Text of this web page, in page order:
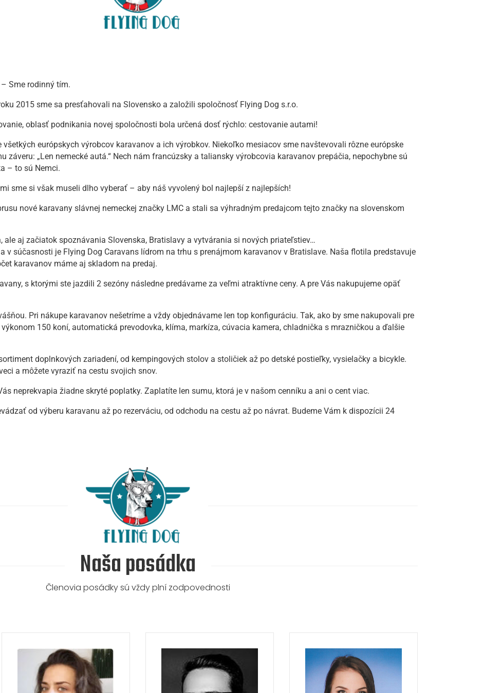
Sme rodinný tím.
2015 sme sa presťahovali na Slovensko a založili spoločnosť Flying Dog s.r.o.
oblasť podnikania novej spoločnosti bola určená dosť rýchlo: cestovanie autami!
európskych výrobcov karavanov a ich výrobkov. Niekoľko mesiacov sme navštevovali rôzne európske
záveru: „Len nemecké autá.“ Nech nám francúzsky a taliansky výrobcovia karavanov prepáčia, nepochybne sú
– to sú Nemci.
sme si však museli dlho vyberať – aby náš vyvolený bol najlepší z najlepších!
nové karavany slávnej nemeckej značky LMC a stali sa výhradným predajcom tejto značky na slovenskom
ale aj začiatok spoznávania Slovenska, Bratislavy a vytvárania si nových priateľstiev…
v súčasnosti je Flying Dog Caravans lídrom na trhu s prenájmom karavanov v Bratislave. Naša flotila predstavuje
karavanov máme aj skladom na predaj.
s ktorými ste jazdili 2 sezóny následne predávame za veľmi atraktívne ceny. A pre Vás nakupujeme opäť
Pri nákupe karavanov nešetríme a vždy objednávame len top konfiguráciu. Tak, ako by sme nakupovali pre
150 koní, automatická prevodovka, klíma, markíza, cúvacia kamera, chladnička s mrazničkou a ďalšie
doplnkových zariadení, od kempingových stolov a stoličiek až po detské postieľky, vysielačky a bicykle.
a môžete vyraziť na cestu svojich snov.
neprekvapia žiadne skryté poplatky. Zaplatíte len sumu, ktorá je v našom cenníku a ani o cent viac.
od výberu karavanu až po rezerváciu, od odchodu na cestu až po návrat. Budeme Vám k dispozícii 24
Naša posádka
Členovia posádky sú vždy plní zodpovednosti